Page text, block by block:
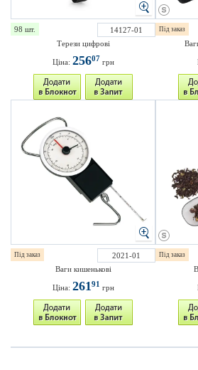
98 шт.
14127-01
Терези цифрові
Ціна: 25607 грн
Під заказ
Під заказ
2021-01
Ваги кишенькові
Ціна: 26191 грн
Під заказ